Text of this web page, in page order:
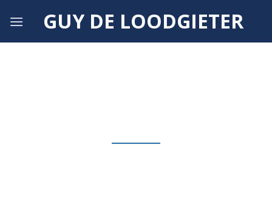
GUY DE LOODGIETER